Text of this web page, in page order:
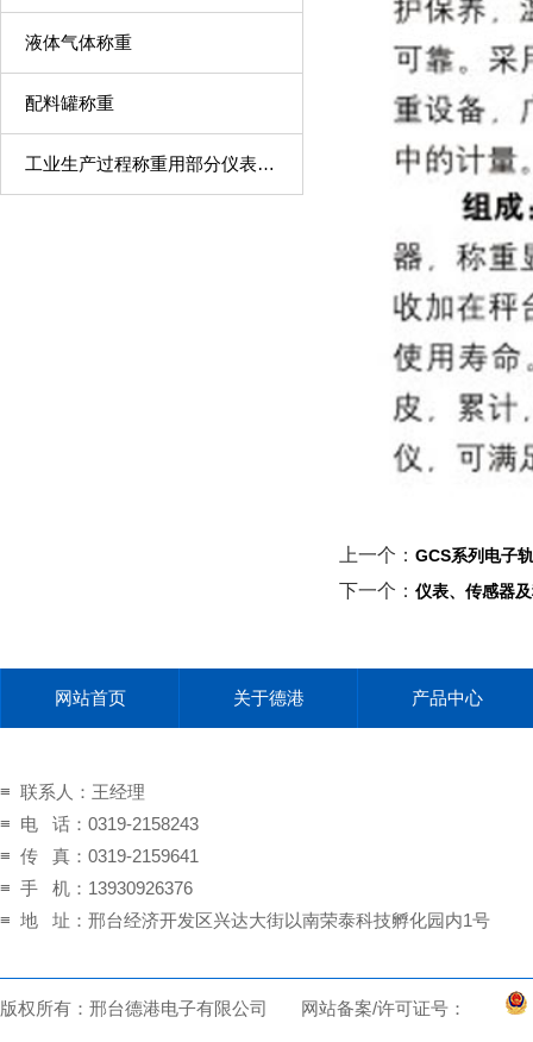
液体气体称重
配料罐称重
工业生产过程称重用部分仪表、传感器及称重模块
上一个： GCS系列电子
下一个： 仪表、传感器
网站首页 关于德港 产品中心
≡ 联系人：王经理
≡ 电 话：0319-2158243
≡ 传 真：0319-2159641
≡ 手 机：13930926376
≡ 地 址：邢台经济开发区兴达大街以南荣泰科技孵化园内1号
版权所有：邢台德港电子有限公司 网站备案/许可证号：